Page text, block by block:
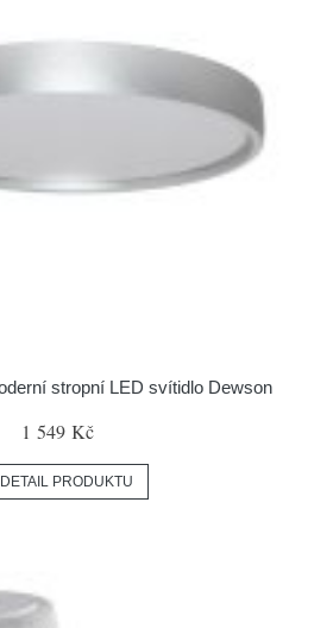
stropní LED svítidlo Dewson
1 549 Kč
DETAIL PRODUKTU